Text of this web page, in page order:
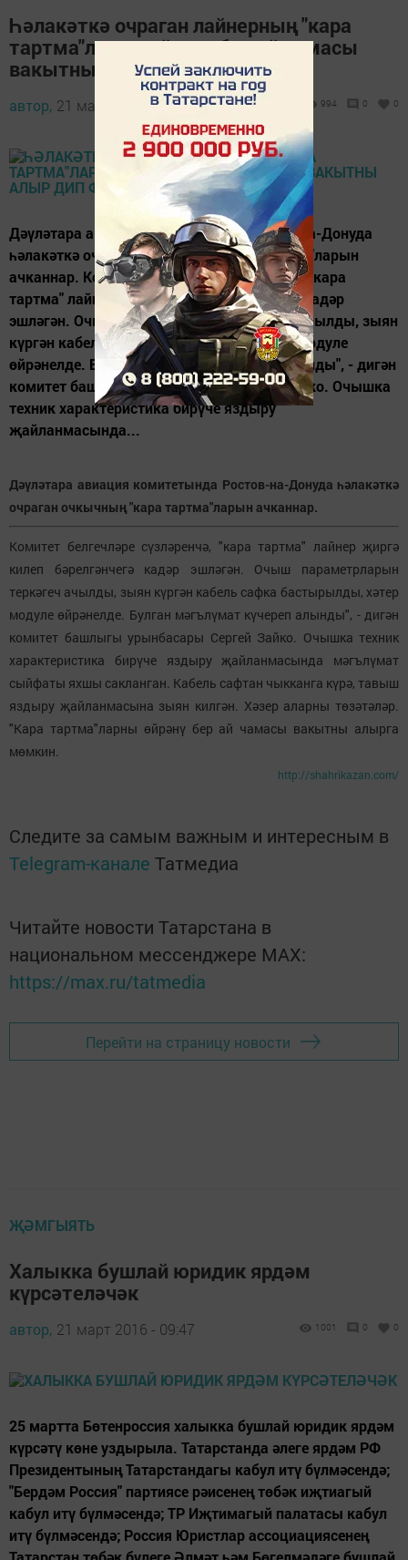
Һәлакәткә очраган лайнерның "кара
тартма"ларын өйрәнү бер ай чамасы
вакытны алыр дип фаразлана
автор, 21 март 2016 - 10:19 994 0 0
Дәүләтара авиация комитетында Ростов-на-Донуда
һәлакәткә очраган очкычның "кара тартма"ларын
ачканнар. Комитет белгечләре сүзләренчә, "кара
тартма" лайнер җиргә килеп бәрелгәнчегә кадәр
эшләгән. Очыш параметрларын теркәгеч ачылды, зыян
күргән кабель сафка бастырылды, хәтер модуле
өйрәнелде. Булган мәгълүмат күчереп алынды", - дигән
комитет башлыгы урынбасары Сергей Зайко. Очышка
техник характеристика бирүче яздыру
җайланмасында...
Дәүләтара авиация комитетында Ростов-на-Донуда һәлакәткә
очраган очкычның "кара тартма"ларын ачканнар.
Комитет белгечләре сүзләренчә, "кара тартма" лайнер җиргә
килеп бәрелгәнчегә кадәр эшләгән. Очыш параметрларын
теркәгеч ачылды, зыян күргән кабель сафка бастырылды, хәтер
модуле өйрәнелде. Булган мәгълүмат күчереп алынды", - дигән
комитет башлыгы урынбасары Сергей Зайко. Очышка техник
характеристика бирүче яздыру җайланмасында мәгълүмат
сыйфаты яхшы сакланган. Кабель сафтан чыкканга күрә, тавыш
яздыру җайланмасына зыян килгән. Хәзер аларны төзәтәләр.
"Кара тартма"ларны өйрәнү бер ай чамасы вакытны алырга
мөмкин.
http://shahrikazan.com/
Следите за самым важным и интересным в
Telegram-канале Татмедиа
Читайте новости Татарстана в
национальном мессенджере MАХ:
https://max.ru/tatmedia
Перейти на страницу новости
ҖӘМГЫЯТЬ
Халыкка бушлай юридик ярдәм
күрсәтеләчәк
автор, 21 март 2016 - 09:47 1001 0 0
25 мартта Бөтенроссия халыкка бушлай юридик ярдәм
күрсәтү көне уздырыла. Татарстанда әлеге ярдәм РФ
Президентының Татарстандагы кабул итү бүлмәсендә;
"Бердәм Россия" партиясе рәисенең төбәк иҗтиагый
кабул итү бүлмәсендә; ТР Иҗтимагый палатасы кабул
итү бүлмәсендә; Россия Юристлар ассоциациясенең